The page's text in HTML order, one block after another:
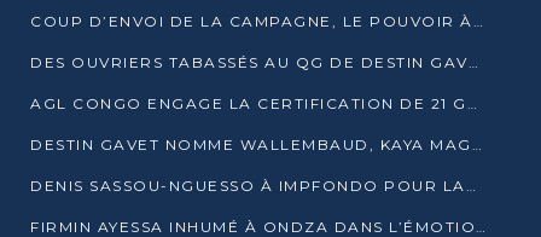
COUP D’ENVOI DE LA CAMPAGNE, LE POUVOIR À POINTE-NOIRE, L’OPPOSITION À OUESSO ET SIBITI
DES OUVRIERS TABASSÉS AU QG DE DESTIN GAVET À 24 HEURES DE L’OUVERTURE DE LA CAMPAGNE
AGL CONGO ENGAGE LA CERTIFICATION DE 21 GRUTIERS AUX NORMES INTERNATIONALES
DESTIN GAVET NOMME WALLEMBAUD, KAYA MAGANE, BOUDZIKA ET MBOUSSA-ELLAH AUX COMMANDES DE SA CAMPAGNE
DENIS SASSOU-NGUESSO À IMPFONDO POUR LANCER LE CORRIDOR 13
FIRMIN AYESSA INHUMÉ À ONDZA DANS L’ÉMOTION ET LE RECUEILLEMENT